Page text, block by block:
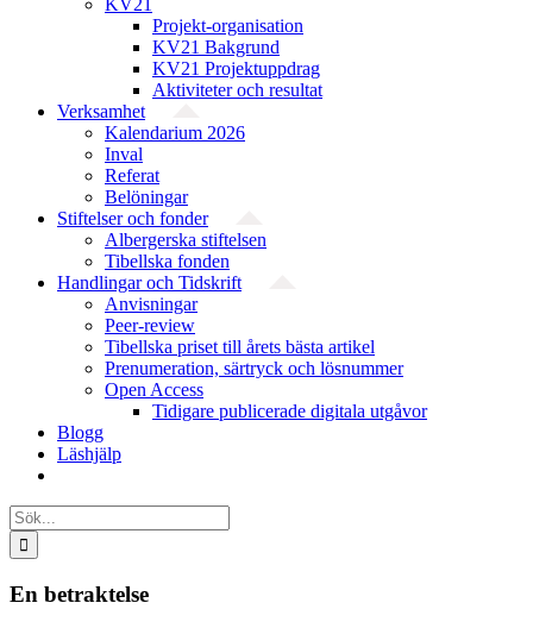
KV21
Projekt-organisation
KV21 Bakgrund
KV21 Projektuppdrag
Aktiviteter och resultat
Verksamhet
Kalendarium 2026
Inval
Referat
Belöningar
Stiftelser och fonder
Albergerska stiftelsen
Tibellska fonden
Handlingar och Tidskrift
Anvisningar
Peer-review
Tibellska priset till årets bästa artikel
Prenumeration, särtryck och lösnummer
Open Access
Tidigare publicerade digitala utgåvor
Blogg
Läshjälp
Sök
efter:
En betraktelse